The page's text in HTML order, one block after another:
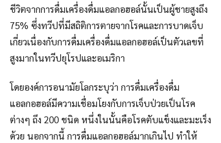
ชีวิตจากการดื่มเครื่องดื่มแอลกอฮอล์นั้นเป็นผู้ชายสูงถึง
75% ซึ่งทวีปที่มีสถิติการตายจากโรคและการบาดเจ็บ
เกี่ยวเนื่องกับการดื่มเครื่องดื่มแอลกอฮอล์เป็นตัวเลขที่
สูงมากในทวีปยุโรปและอเมริกา
โดยองค์การอนามัยโลกระบุว่า การดื่มเครื่องดื่ม
แอลกอฮอล์มีความเชื่อมโยงกับการเจ็บป่วยเป็นโรค
ต่างๆ ถึง 200 ชนิด หนึ่งในนั้นคือโรคตับแข็งและมะเร็ง
ด้วย นอกจากนี้ การดื่มแอลกอฮอล์มากเกินไป ทำให้